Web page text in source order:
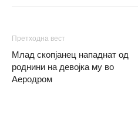
Претходна вест
Млад скопјанец нападнат од
роднини на девојка му во
Аеродром